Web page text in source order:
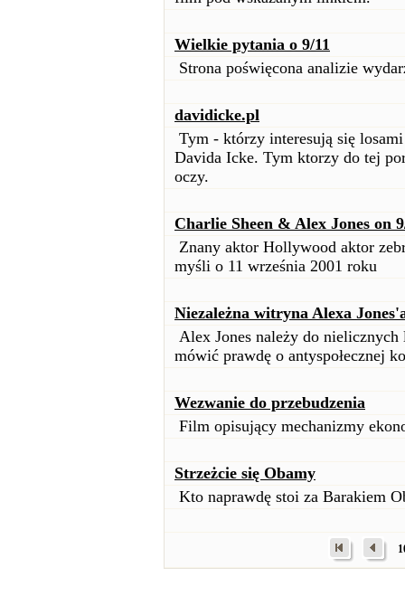
Wielkie pytania o 9/11
Strona poświęcona analizie
davidicke.pl
Tym - którzy interesują się
Davida Icke. Tym ktorzy do tej
oczy.
Charlie Sheen & Alex Jones on
Znany aktor Hollywood aktor
myśli o 11 września 2001 roku
Niezależna witryna Alexa
Alex Jones należy do
mówić prawdę o antyspołecznej
Wezwanie do przebudzenia
Film opisujący mechanizmy
Strzeżcie się Obamy
Kto naprawdę stoi za Barakiem